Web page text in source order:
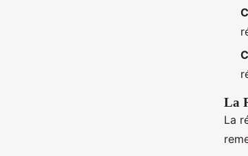
La
La